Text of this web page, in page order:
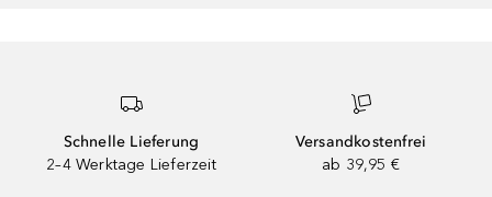
Schnelle Lieferung
2–4 Werktage Lieferzeit
Versandkostenfrei
ab 39,95 €